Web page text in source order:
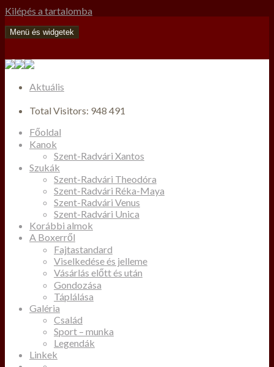
Kilépés a tartalomba
Menü és widgetek
Aktuális
Total Visitors: 948 491
Főoldal
Kanok
Szent-Radvári Xantos
Szukák
Szent-Radvári Theodóra
Szent-Radvári Réka-Maya
Szent-Radvári Venus
Szent-Radvári Unica
Korábbi almok
A Boxerről
Fajtastandard
Viselkedése és jelleme
Vásárlás előtt és után
Gondozása
Táplálása
Galéria
Család
Sport – munka
Legendák
Linkek